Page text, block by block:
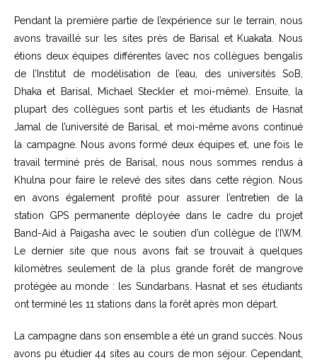
Pendant la première partie de l’expérience sur le terrain, nous
avons travaillé sur les sites près de Barisal et Kuakata. Nous
étions deux équipes différentes (avec nos collègues bengalis
de l’Institut de modélisation de l’eau, des universités SoB,
Dhaka et Barisal, Michael Steckler et moi-même). Ensuite, la
plupart des collègues sont partis et les étudiants de Hasnat
Jamal de l’université de Barisal, et moi-même avons continué
la campagne. Nous avons formé deux équipes et, une fois le
travail terminé près de Barisal, nous nous sommes rendus à
Khulna pour faire le relevé des sites dans cette région. Nous
en avons également profité pour assurer l’entretien de la
station GPS permanente déployée dans le cadre du projet
Band-Aid à Paigasha avec le soutien d’un collègue de l’IWM.
Le dernier site que nous avons fait se trouvait à quelques
kilomètres seulement de la plus grande forêt de mangrove
protégée au monde : les Sundarbans. Hasnat et ses étudiants
ont terminé les 11 stations dans la forêt après mon départ.
La campagne dans son ensemble a été un grand succès. Nous
avons pu étudier 44 sites au cours de mon séjour. Cependant,